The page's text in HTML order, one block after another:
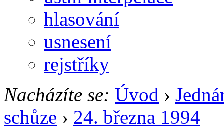
hlasování
usnesení
rejstříky
Nacházíte se: Úvod ›
schůze › 24. března 1994